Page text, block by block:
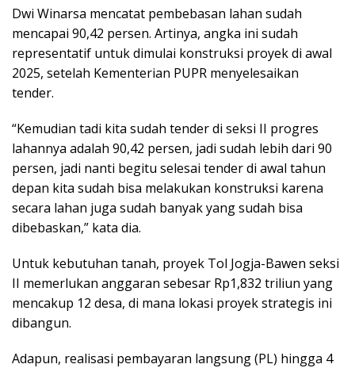
Dwi Winarsa mencatat pembebasan lahan sudah
mencapai 90,42 persen. Artinya, angka ini sudah
representatif untuk dimulai konstruksi proyek di awal
2025, setelah Kementerian PUPR menyelesaikan
tender.
“Kemudian tadi kita sudah tender di seksi II progres
lahannya adalah 90,42 persen, jadi sudah lebih dari 90
persen, jadi nanti begitu selesai tender di awal tahun
depan kita sudah bisa melakukan konstruksi karena
secara lahan juga sudah banyak yang sudah bisa
dibebaskan,” kata dia.
Untuk kebutuhan tanah, proyek Tol Jogja-Bawen seksi
II memerlukan anggaran sebesar Rp1,832 triliun yang
mencakup 12 desa, di mana lokasi proyek strategis ini
dibangun.
Adapun, realisasi pembayaran langsung (PL) hingga 4